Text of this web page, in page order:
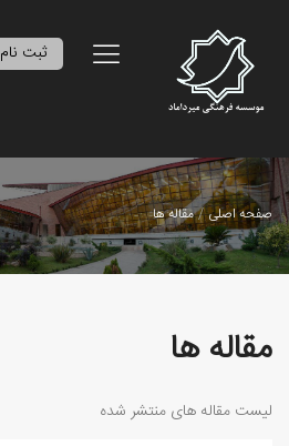
ثبت نام
صفحه اصلی مقاله ها
مقاله ها
لیست مقاله های منتشر شده